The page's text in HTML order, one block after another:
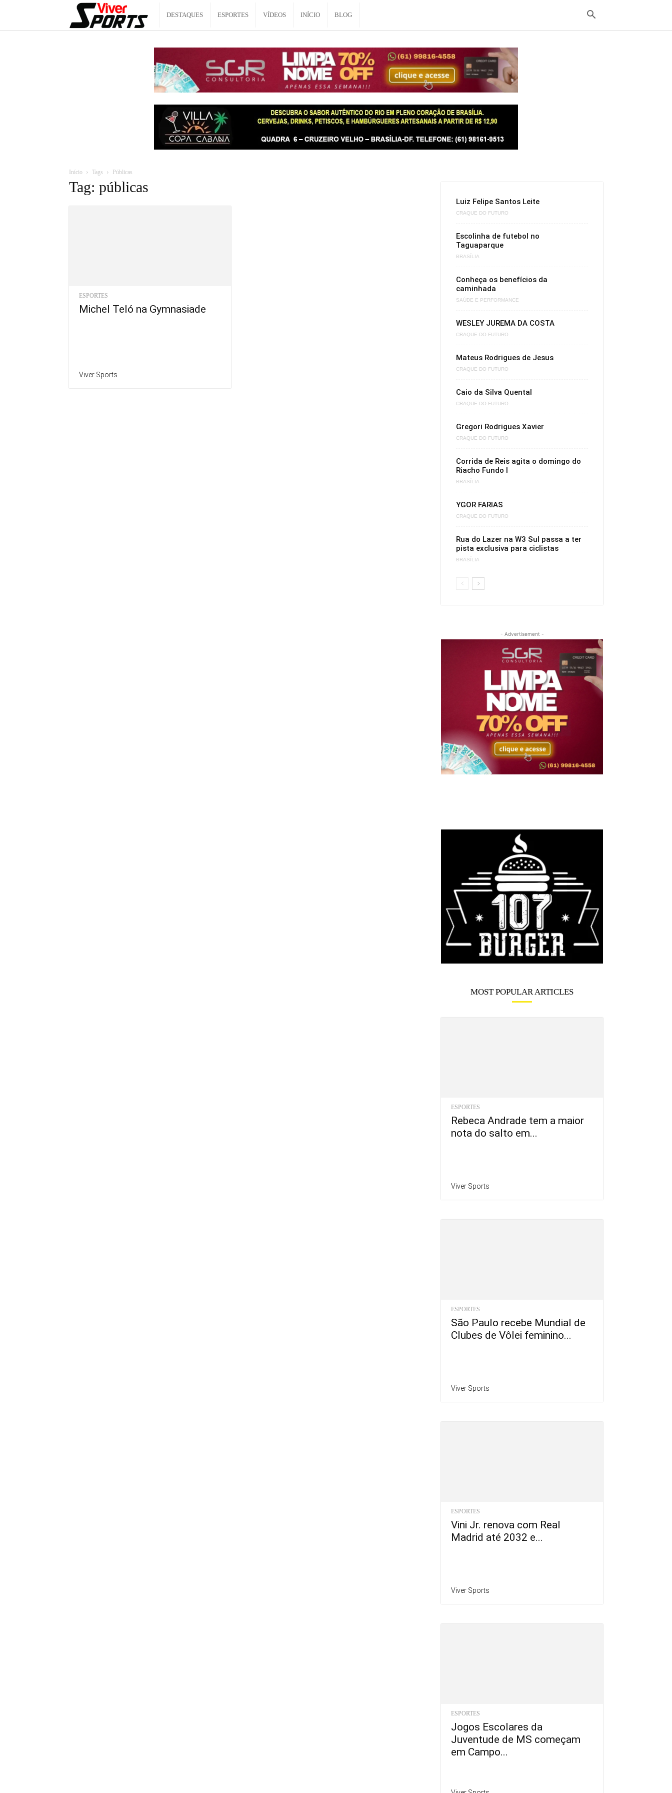
Viver
DESTAQUES ESPORTES VÍDEOS INÍCIO BLOG
Início Tags Públicas
Tag: públicas
ESPORTES
Michel Teló na Gymnasiade
Viver Sports
Luiz Felipe Santos Leite
CRAQUE DO FUTURO
Escolinha de futebol no
Taguaparque
BRASÍLIA
Conheça os benefícios da
caminhada
SAÚDE E PERFORMANCE
WESLEY JUREMA DA COSTA
CRAQUE DO FUTURO
Mateus Rodrigues de Jesus
CRAQUE DO FUTURO
Caio da Silva Quental
CRAQUE DO FUTURO
Gregori Rodrigues Xavier
CRAQUE DO FUTURO
Corrida de Reis agita o domingo do
Riacho Fundo I
BRASÍLIA
YGOR FARIAS
CRAQUE DO FUTURO
Rua do Lazer na W3 Sul passa a ter
pista exclusiva para ciclistas
BRASÍLIA
- Advertisement -
MOST POPULAR ARTICLES
ESPORTES
Rebeca Andrade tem a maior
nota do salto em...
Viver Sports
ESPORTES
São Paulo recebe Mundial de
Clubes de Vôlei feminino...
Viver Sports
ESPORTES
Vini Jr. renova com Real
Madrid até 2032 e...
Viver Sports
ESPORTES
Jogos Escolares da
Juventude de MS começam
em Campo...